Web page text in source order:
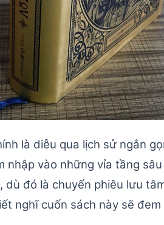
là diễu qua lịch sử ngắn
vào những vỉa tầng
dù đó là chuyến phiêu lưu
nghĩ cuốn sách này sẽ